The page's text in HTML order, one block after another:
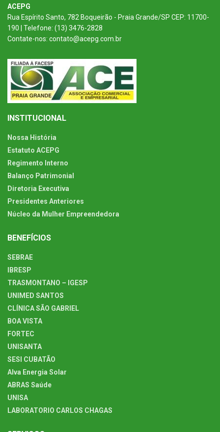
ACEPG
Rua Espírito Santo, 782 Boqueirão - Praia Grande/SP CEP: 11700-
190 | Telefone: (13) 3476-2828
Contate-nos: contato@acepg.com.br
INSTITUCIONAL
Nossa História
Estatuto ACEPG
Regimento Interno
Balanço Patrimonial
Diretoria Executiva
Presidentes Anteriores
Núcleo da Mulher Empreendedora
BENEFÍCIOS
SEBRAE
IBRESP
TRASMONTANO – IGESP
UNIMED SANTOS
CLÍNICA SÃO GABRIEL
BOA VISTA
FORTEC
UNISANTA
SESI CUBATÃO
Alva Energia Solar
ABRAS Saúde
UNISA
LABORATORIO CARLOS CHAGAS